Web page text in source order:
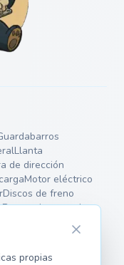
Llanta
de dirección
Motor eléctrico
Discos de freno
Brazos de control
propias